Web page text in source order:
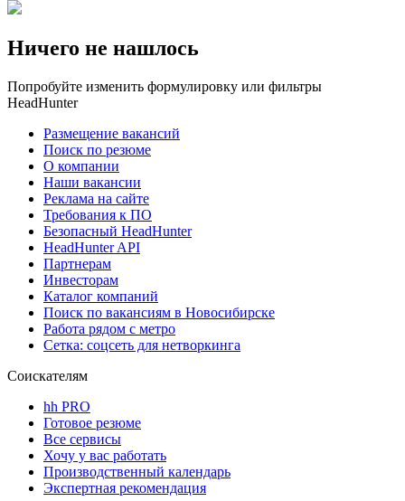
Ничего не нашлось
Попробуйте изменить формулировку или фильтры
HeadHunter
Размещение вакансий
Поиск по резюме
О компании
Наши вакансии
Реклама на сайте
Требования к ПО
Безопасный HeadHunter
HeadHunter API
Партнерам
Инвесторам
Каталог компаний
Поиск по вакансиям в Новосибирске
Работа рядом с метро
Сетка: соцсеть для нетворкинга
Соискателям
hh PRO
Готовое резюме
Все сервисы
Хочу у вас работать
Производственный календарь
Экспертная рекомендация